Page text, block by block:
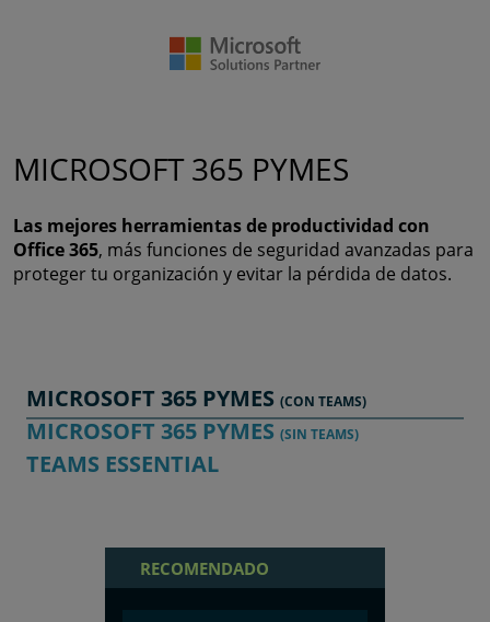
MICROSOFT 365 PYMES
Las mejores herramientas de productividad con
Office 365, más funciones de seguridad avanzadas para
proteger tu organización y evitar la pérdida de datos.
MICROSOFT 365 PYMES (CON TEAMS)
MICROSOFT 365 PYMES (SIN TEAMS)
TEAMS ESSENTIAL
RECOMENDADO